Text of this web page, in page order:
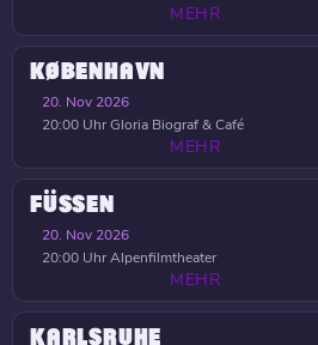
MEHR
KØBENHAVN
20. Nov 2026
20:00 UhrGloria Biograf & Café
MEHR
FÜSSEN
20. Nov 2026
20:00 UhrAlpenfilmtheater
MEHR
KARLSRUHE